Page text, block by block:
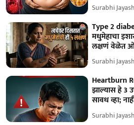
Surabhi
Type 2
मधुमेहाचा
लक्षणं वेळेत
Surabhi
Heartburn
झाल्यास हे 3
सावध व्हा;
Surabhi